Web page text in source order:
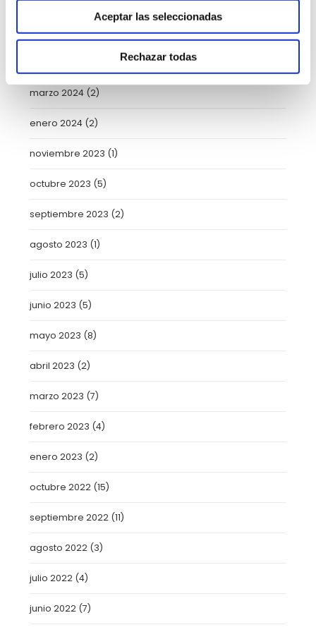
Aceptar las seleccionadas
Rechazar todas
mayo 2024(6)
marzo 2024 (2)
enero 2024 (2)
noviembre 2023 (1)
octubre 2023 (5)
septiembre 2023 (2)
agosto 2023 (1)
julio 2023 (5)
junio 2023 (5)
mayo 2023 (8)
abril 2023 (2)
marzo 2023 (7)
febrero 2023 (4)
enero 2023 (2)
octubre 2022 (15)
septiembre 2022 (11)
agosto 2022 (3)
julio 2022 (4)
junio 2022 (7)